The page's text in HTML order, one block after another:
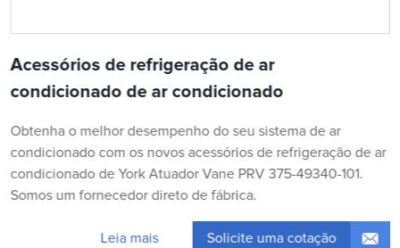
Acessórios de refrigeração de ar
condicionado de ar condicionado
Obtenha o melhor desempenho do seu sistema de ar
condicionado com os novos acessórios de refrigeração de ar
condicionado de York Atuador Vane PRV 375-49340-101.
Somos um fornecedor direto de fábrica.
Leia mais Solicite uma cotação